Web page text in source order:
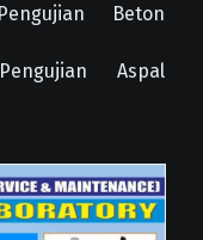
Beton
Aspal